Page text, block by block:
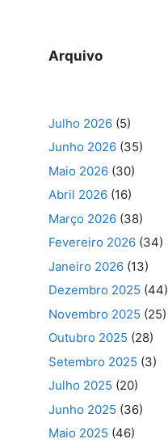
Arquivo
Julho 2026 (5)
Junho 2026 (35)
Maio 2026 (30)
Abril 2026 (16)
Março 2026 (38)
Fevereiro 2026 (34)
Janeiro 2026 (13)
Dezembro 2025 (44)
Novembro 2025 (25)
Outubro 2025 (28)
Setembro 2025 (3)
Julho 2025 (20)
Junho 2025 (36)
Maio 2025 (46)